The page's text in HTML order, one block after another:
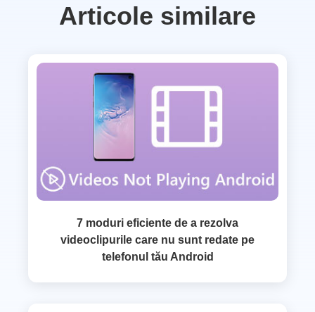
Articole similare
7 moduri eficiente de a rezolva
videoclipurile care nu sunt redate pe
telefonul tău Android